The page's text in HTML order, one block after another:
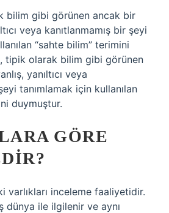
bilim gibi görünen ancak bir
veya kanıtlanmamış bir şeyi
“sahte bilim” terimini
tipik olarak bilim gibi görünen
yanıltıcı veya
tanımlamak için kullanılan
duymuştur.
GÖRE
varlıkları inceleme faaliyetidir.
dünya ile ilgilenir ve aynı